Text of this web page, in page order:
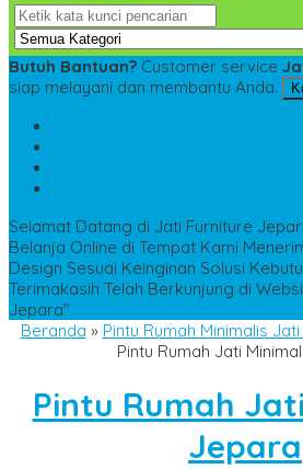
Butuh Bantuan? Customer service
siap melayani dan membantu Anda.
Selamat Datang di Jati Furniture
Belanja Online di Tempat Kami
Design Sesuai Keinginan Solusi
Terimakasih Telah Berkunjung di
Jepara"
Beranda » Pintu Rumah Minimalis
Pintu Rumah Jati
Pintu Rumah
Jepara